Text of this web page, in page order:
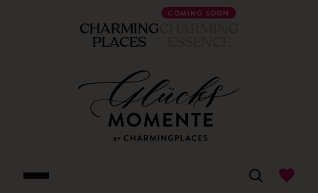
CHARMING
PLACES
COMING SOON